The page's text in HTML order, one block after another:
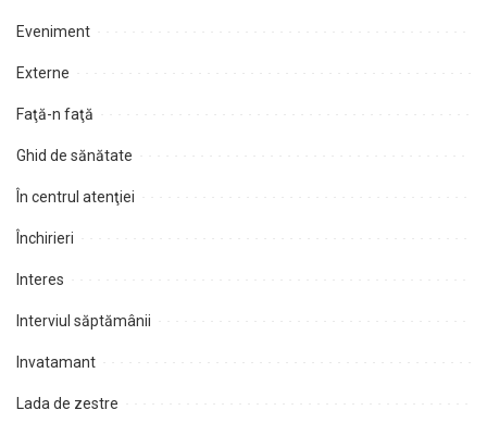
Eveniment
Externe
Faţă-n faţă
Ghid de sănătate
În centrul atenţiei
Închirieri
Interes
Interviul săptămânii
Invatamant
Lada de zestre